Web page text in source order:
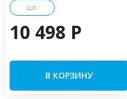
шт.
10 498 P
В КОРЗИНУ